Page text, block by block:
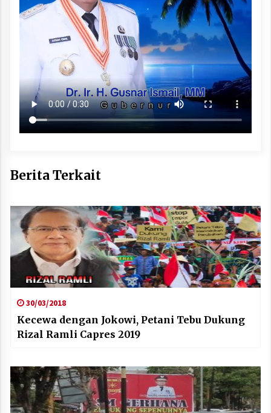
Berita Terkait
30/03/2018
Kecewa dengan Jokowi, Petani Tebu Dukung
Rizal Ramli Capres 2019